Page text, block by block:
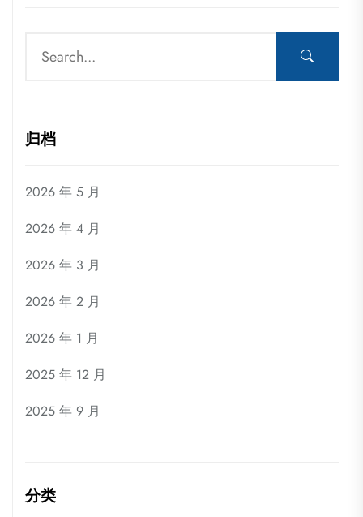
归档
2026 年 5 月
2026 年 4 月
2026 年 3 月
2026 年 2 月
2026 年 1 月
2025 年 12 月
2025 年 9 月
分类